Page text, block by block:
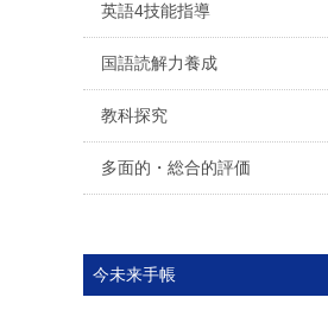
英語4技能指導
国語読解力養成
教科探究
多面的・総合的評価
今未来手帳